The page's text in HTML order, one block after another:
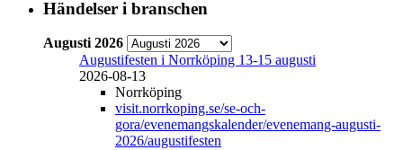
Händelser i branschen
Augusti 2026
Augustifesten i Norrköping 13-15 augusti
2026-08-13
Norrköping
visit.norrkoping.se/se-och-
gora/evenemangskalender/evenemang-augusti-
2026/augustifesten